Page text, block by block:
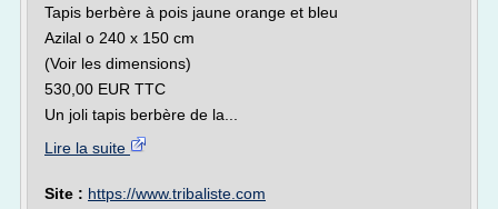
Tapis berbère à pois jaune orange et bleu
Azilal o 240 x 150 cm
(Voir les dimensions)
530,00 EUR TTC
Un joli tapis berbère de la...
Lire la suite
Site : https://www.tribaliste.com